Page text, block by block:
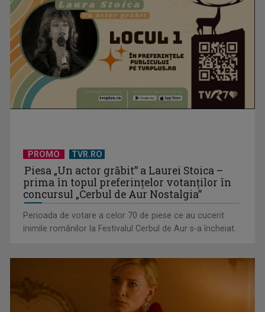
Federația SANITAS suspendă temporar greva generală din
PROMO TVR.RO
Piesa „Un actor grăbit” a Laurei Stoica –
prima în topul preferinţelor votanţilor în
concursul „Cerbul de Aur Nostalgia”
Perioada de votare a celor 70 de piese ce au cucerit
inimile românilor la Festivalul Cerbul de Aur s-a încheiat.